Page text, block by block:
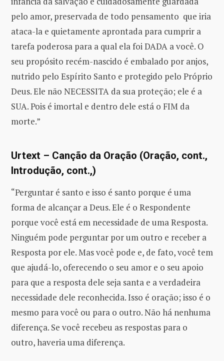
pelo amor, preservada de todo pensamento que iria
ataca-la e quietamente aprontada para cumprir a
tarefa poderosa para a qual ela foi DADA a você. O
seu propósito recém-nascido é embalado por anjos,
nutrido pelo Espírito Santo e protegido pelo Próprio
Deus. Ele não NECESSITA da sua proteção; ele é a
SUA. Pois é imortal e dentro dele está o FIM da
morte.”
Urtext – Canção da Oração (Oração, cont.,
Introdução, cont.,)
“Perguntar é santo e isso é santo porque é uma
forma de alcançar a Deus. Ele é o Respondente
porque você está em necessidade de uma Resposta.
Ninguém pode perguntar por um outro e receber a
Resposta por ele. Mas você pode e, de fato, você tem
que ajudá-lo, oferecendo o seu amor e o seu apoio
para que a resposta dele seja santa e a verdadeira
necessidade dele reconhecida. Isso é oração; isso é o
mesmo para você ou para o outro. Não há nenhuma
diferença. Se você recebeu as respostas para o
outro, haveria uma diferença.